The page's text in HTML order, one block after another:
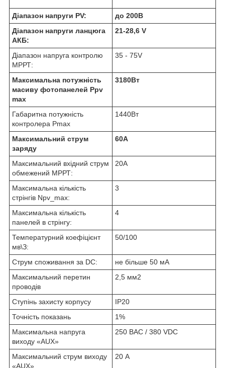
Діапазон напруги PV:
до 200В
Діапазон напруги ланцюга
АКБ:
21-28,6 V
Діапазон напруга контролю
МРРТ:
35 - 75V
Максимальна потужність
масиву фотопанелей Ppv
max
3180Вт
Габаритна потужність
контролера Pmax
1440Вт
Максимальний струм
заряду
60А
Максимальний вхідний струм
обмежений МРРТ:
20А
Максимальна кількість
стрінгів Npv_max:
3
Максимальна кількість
панелей в стрінгу:
4
Температурний коефіцієнт
мв\З:
50/100
Струм споживання за DC:
не більше 50 мА
Максимальний перетин
проводів
2,5 мм2
Ступінь захисту корпусу
IP20
Точність показань
1%
Максимальна напруга
виходу «AUX»
250 ВАС / 380 VDC
Максимальний струм виходу
«AUX»
20 А